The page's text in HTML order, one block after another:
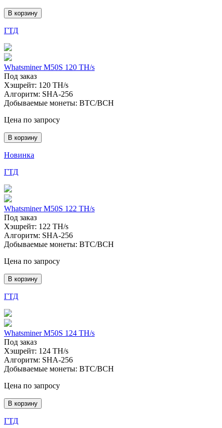
В корзину
ГТД
Whatsminer M50S 120 TH/s
Под заказ
Хэшрейт: 120 TH/s
Алгоритм: SHA-256
Добываемые монеты: BTC/BCH
Цена по запросу
В корзину
Новинка
ГТД
Whatsminer M50S 122 TH/s
Под заказ
Хэшрейт: 122 TH/s
Алгоритм: SHA-256
Добываемые монеты: BTC/BCH
Цена по запросу
В корзину
ГТД
Whatsminer M50S 124 TH/s
Под заказ
Хэшрейт: 124 TH/s
Алгоритм: SHA-256
Добываемые монеты: BTC/BCH
Цена по запросу
В корзину
ГТД